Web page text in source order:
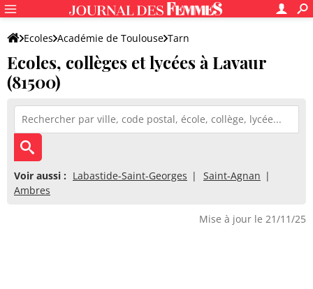
Ecoles Académie de Toulouse Tarn
Ecoles, collèges et lycées à Lavaur
(81500)
Voir aussi : Labastide-Saint-Georges
Saint-Agnan
Ambres
Mise à jour le 21/11/25